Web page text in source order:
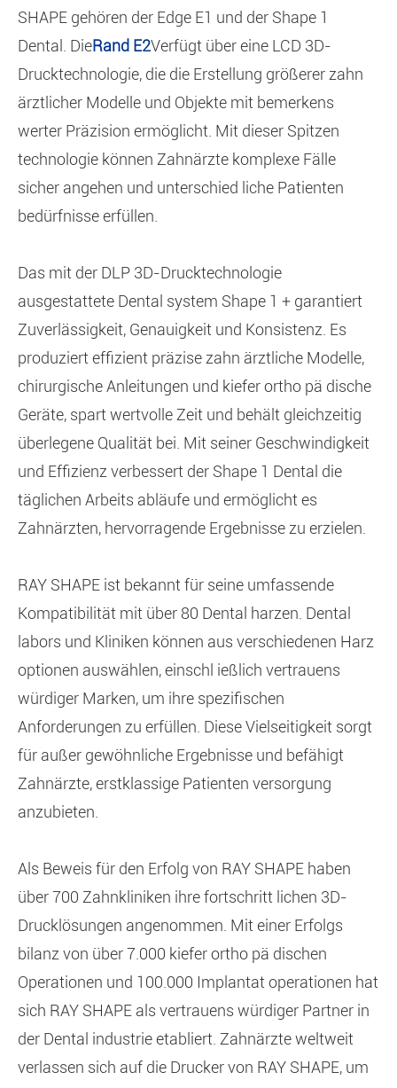
SHAPE gehören der Edge E1 und der Shape 1
Dental. DieRand E2Verfügt über eine LCD 3D-
Drucktechnologie, die die Erstellung größerer zahn
ärztlicher Modelle und Objekte mit bemerkens
werter Präzision ermöglicht. Mit dieser Spitzen
technologie können Zahnärzte komplexe Fälle
sicher angehen und unterschied liche Patienten
bedürfnisse erfüllen.
Das mit der DLP 3D-Drucktechnologie
ausgestattete Dental system Shape 1 + garantiert
Zuverlässigkeit, Genauigkeit und Konsistenz. Es
produziert effizient präzise zahn ärztliche Modelle,
chirurgische Anleitungen und kiefer ortho pä dische
Geräte, spart wertvolle Zeit und behält gleichzeitig
überlegene Qualität bei. Mit seiner Geschwindigkeit
und Effizienz verbessert der Shape 1 Dental die
täglichen Arbeits abläufe und ermöglicht es
Zahnärzten, hervorragende Ergebnisse zu erzielen.
RAY SHAPE ist bekannt für seine umfassende
Kompatibilität mit über 80 Dental harzen. Dental
labors und Kliniken können aus verschiedenen Harz
optionen auswählen, einschl ießlich vertrauens
würdiger Marken, um ihre spezifischen
Anforderungen zu erfüllen. Diese Vielseitigkeit sorgt
für außer gewöhnliche Ergebnisse und befähigt
Zahnärzte, erstklassige Patienten versorgung
anzubieten.
Als Beweis für den Erfolg von RAY SHAPE haben
über 700 Zahnkliniken ihre fortschritt lichen 3D-
Drucklösungen angenommen. Mit einer Erfolgs
bilanz von über 7.000 kiefer ortho pä dischen
Operationen und 100.000 Implantat operationen hat
sich RAY SHAPE als vertrauens würdiger Partner in
der Dental industrie etabliert. Zahnärzte weltweit
verlassen sich auf die Drucker von RAY SHAPE, um